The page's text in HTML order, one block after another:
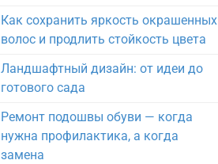
Как сохранить яркость окрашенных
волос и продлить стойкость цвета
Ландшафтный дизайн: от идеи до
готового сада
Ремонт подошвы обуви — когда
нужна профилактика, а когда
замена